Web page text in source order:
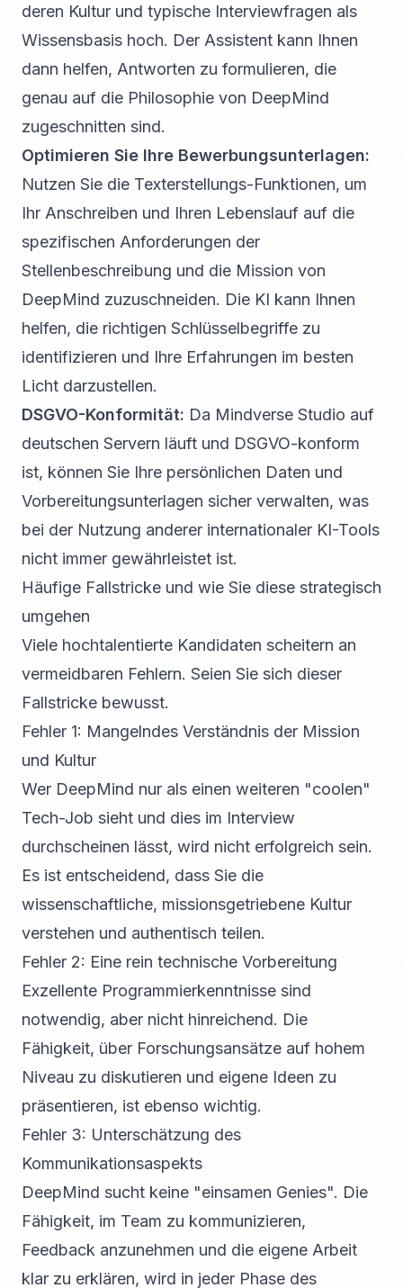
deren Kultur und typische Interviewfragen als
Wissensbasis hoch. Der Assistent kann Ihnen
dann helfen, Antworten zu formulieren, die
genau auf die Philosophie von DeepMind
zugeschnitten sind.
Optimieren Sie Ihre Bewerbungsunterlagen:
Nutzen Sie die Texterstellungs-Funktionen, um
Ihr Anschreiben und Ihren Lebenslauf auf die
spezifischen Anforderungen der
Stellenbeschreibung und die Mission von
DeepMind zuzuschneiden. Die KI kann Ihnen
helfen, die richtigen Schlüsselbegriffe zu
identifizieren und Ihre Erfahrungen im besten
Licht darzustellen.
DSGVO-Konformität: Da Mindverse Studio auf
deutschen Servern läuft und DSGVO-konform
ist, können Sie Ihre persönlichen Daten und
Vorbereitungsunterlagen sicher verwalten, was
bei der Nutzung anderer internationaler KI-Tools
nicht immer gewährleistet ist.
Häufige Fallstricke und wie Sie diese strategisch
umgehen
Viele hochtalentierte Kandidaten scheitern an
vermeidbaren Fehlern. Seien Sie sich dieser
Fallstricke bewusst.
Fehler 1: Mangelndes Verständnis der Mission
und Kultur
Wer DeepMind nur als einen weiteren "coolen"
Tech-Job sieht und dies im Interview
durchscheinen lässt, wird nicht erfolgreich sein.
Es ist entscheidend, dass Sie die
wissenschaftliche, missionsgetriebene Kultur
verstehen und authentisch teilen.
Fehler 2: Eine rein technische Vorbereitung
Exzellente Programmierkenntnisse sind
notwendig, aber nicht hinreichend. Die
Fähigkeit, über Forschungsansätze auf hohem
Niveau zu diskutieren und eigene Ideen zu
präsentieren, ist ebenso wichtig.
Fehler 3: Unterschätzung des
Kommunikationsaspekts
DeepMind sucht keine "einsamen Genies". Die
Fähigkeit, im Team zu kommunizieren,
Feedback anzunehmen und die eigene Arbeit
klar zu erklären, wird in jeder Phase des